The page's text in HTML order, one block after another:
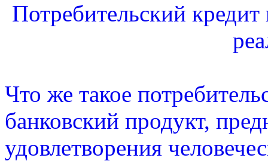
Потребительский
Что же такое
банковский продукт,
удовлетворения